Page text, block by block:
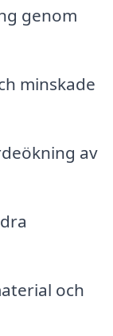
genom
minskade
av
och